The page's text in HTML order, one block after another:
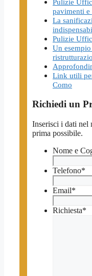
pavimenti e
La
Pulizie
Un
Link utili
Como
Richiedi un
Inserisci i dati nel
prima possibile.
Nome e
Telefono*
Email*
Richiesta*